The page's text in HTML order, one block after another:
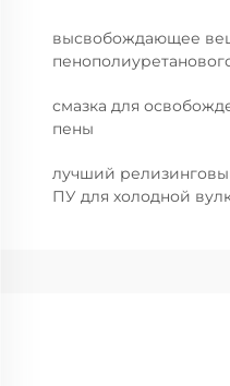
высвобождающее
смазка для
пены
лучший
ПУ для холодной